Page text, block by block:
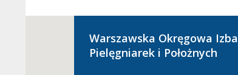
Warszawska Okręgowa Izba
Pielęgniarek i Położnych